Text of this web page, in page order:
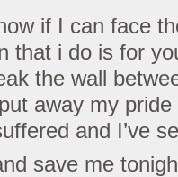
if I can face
that i do is for
the wall
away my pride
and I’ve
save me